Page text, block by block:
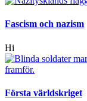
Fascism och nazism
Hi
Första världskriget